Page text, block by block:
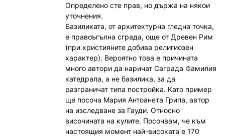
Определено сте прав, но държа на някои
уточнения.
Базиликата, от архитектурна гледна точка,
е правоъгълна сграда, още от Древен Рим
(при християните добива религиозен
характер). Вероятно това е причината
много автори да наричат Саграда Фамилия
катедрала, а не базилика, за да
разграничат типа постройка. Като пример
ще посоча Мария Антоанета Грипа, автор
на изследване за Гауди. Относно
височината на кулите. Посочвам, че към
настоящия момент най-високата е 170